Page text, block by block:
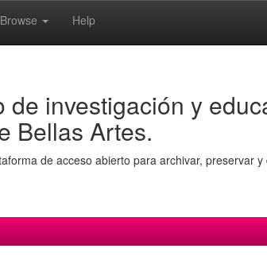
Browse Help
de investigación y
Bellas Artes.
de acceso abierto para archivar, preservar